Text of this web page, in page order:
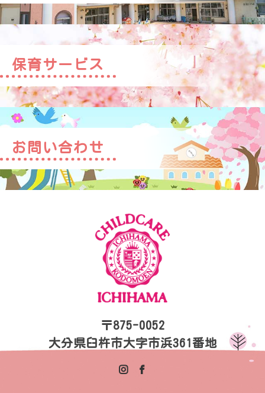
保育サービス
お問い合わせ
〒875-0052
大分県臼杵市大字市浜361番地